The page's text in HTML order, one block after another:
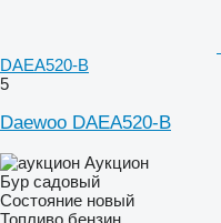
DAEA520-B
5
Daewoo DAEA520-B
Аукцион
Бур садовый
Состояние новый
Топливо бензин